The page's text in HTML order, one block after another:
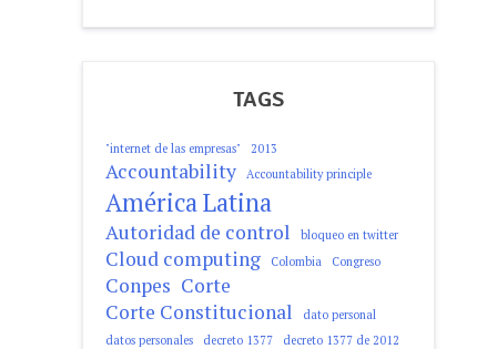
TAGS
"internet de las empresas" 2013
Accountability Accountability principle
América Latina
Autoridad de control bloqueo en twitter
Cloud computing Colombia Congreso
Conpes Corte
Corte Constitucional
dato personal
datos personales
decreto 1377
decreto 1377 de 2012